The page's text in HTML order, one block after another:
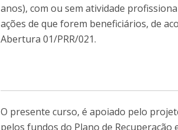
anos), com ou sem atividade
ações de que forem beneficiários, de
Abertura 01/PRR/021.
O presente curso, é apoiado pelo
pelos fundos do Plano de Recuperação